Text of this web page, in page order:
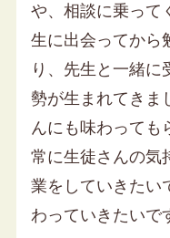
や、相談に乗って
生に出会ってから
り、先生と一緒
勢が生まれてきま
んにも味わっても
常に生徒さんの気
業をしていきたい
わっていきたいで